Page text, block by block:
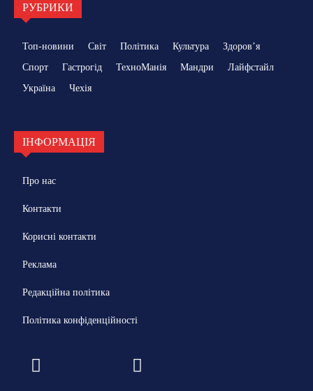
РУБРИКИ
Топ-новини Світ Політика Культура
Здоровʼя
Спорт
Гастрогід ТехноМанія Мандри
Лайфстайл
Україна
Чехія
ІНФОРМАЦІЯ
Про нас
Контакти
Корисні контакти
Реклама
Редакційна політика
Політика конфіденційності